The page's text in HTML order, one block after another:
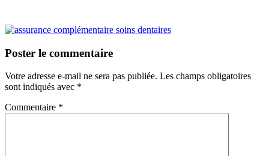
Poster le commentaire
Votre adresse e-mail ne sera pas publiée. Les champs obligatoires
sont indiqués avec *
Commentaire *